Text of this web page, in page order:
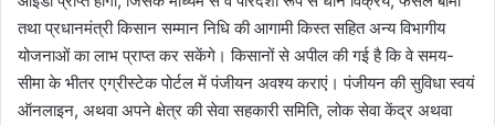
तथा प्रधानमंत्री किसान सम्मान निधि की आगामी किस्त सहित अन्य विभागीय
योजनाओं का लाभ प्राप्त कर सकेंगे। किसानों से अपील की गई है कि वे समय-
सीमा के भीतर एग्रीस्टेक पोर्टल में पंजीयन अवश्य कराएं। पंजीयन की सुविधा स्वयं
ऑनलाइन, अथवा अपने क्षेत्र की सेवा सहकारी समिति, लोक सेवा केंद्र अथवा